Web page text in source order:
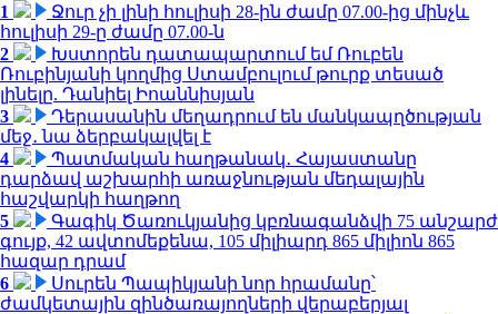
1
Ջուր չի լինի հուլիսի 28-ին ժամը 07.00-ից մինչև
հուլիսի 29-ը ժամը 07.00-ն
2
Խստորեն դատապարտում եմ Ռուբեն
Ռուբինյանի կողմից Ստամբուլում թուրք տեսած
լինելը. Դանիել Իոաննիսյան
3
Դերասանին մեղադրում են մանկապղծության
մեջ․ նա ձերբակալվել է
4
Պատմական հաղթանակ․ Հայաստանը
դարձավ աշխարհի առաջնության մեդալային
հաշվարկի հաղթող
5
Գագիկ Ծառուկյանից կբռնագանձվի 75 անշարժ
գույք, 42 ավտոմեքենա, 105 միլիարդ 865 միլիոն 865
հազար դրամ
6
Սուրեն Պապիկյանի նոր հրամանը՝
ժամկետային զինծառայողների վերաբերյալ